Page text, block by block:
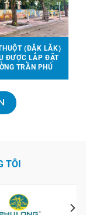
(ĐẮK LẮK)
ĐƯỢC LẮP ĐẶT
TRẦN PHÚ
TÔI